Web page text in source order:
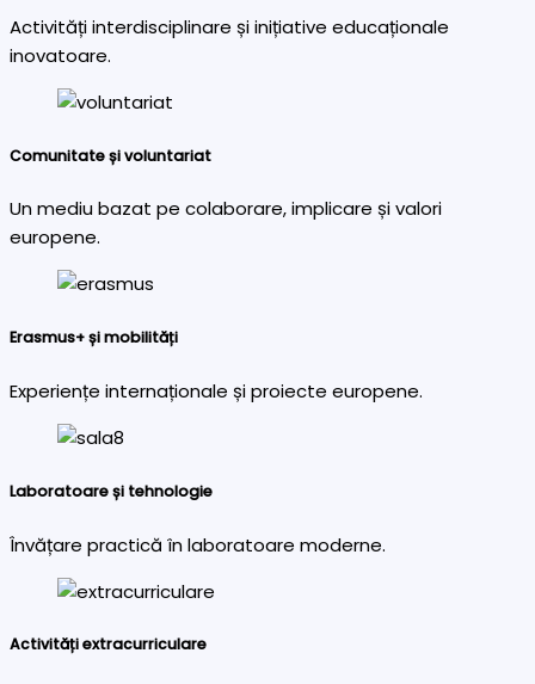
Activități interdisciplinare și inițiative educaționale
inovatoare.
Comunitate și voluntariat
Un mediu bazat pe colaborare, implicare și valori
europene.
Erasmus+ și mobilități
Experiențe internaționale și proiecte europene.
Laboratoare și tehnologie
Învățare practică în laboratoare moderne.
Activități extracurriculare